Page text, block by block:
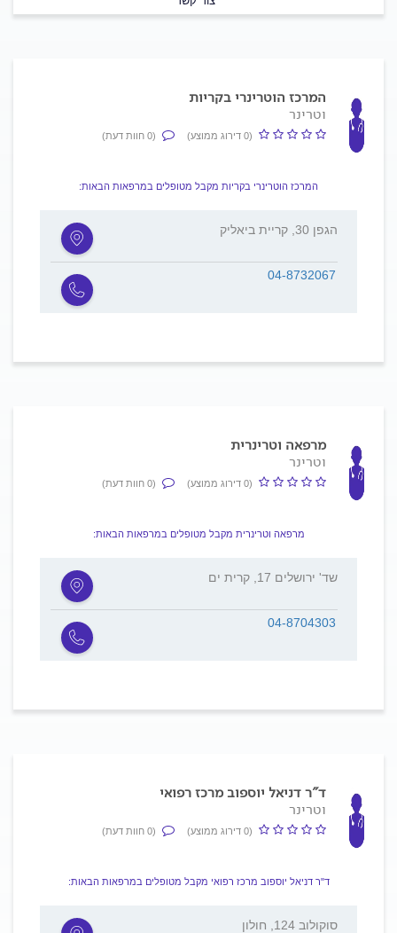
המרכז הוטרינרי בקריות
וטרינר
(0 דירוג ממוצע) (0 חוות דעת)
המרכז הוטרינרי בקריות מקבל מטופלים במרפאות הבאות:
הגפן 30, קריית ביאליק
04-8732067
מרפאה וטרינרית
וטרינר
(0 דירוג ממוצע) (0 חוות דעת)
מרפאה וטרינרית מקבל מטופלים במרפאות הבאות:
שד' ירושלים 17, קרית ים
04-8704303
ד"ר דניאל יוספוב מרכז רפואי
וטרינר
(0 דירוג ממוצע) (0 חוות דעת)
ד"ר דניאל יוספוב מרכז רפואי מקבל מטופלים במרפאות הבאות:
סוקולוב 124, חולון